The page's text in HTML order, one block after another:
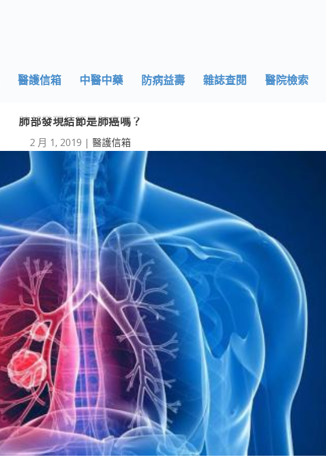
醫護信箱 中醫中藥 防病益壽 雜誌查閱 醫院檢索
肺部發現結節是肺癌嗎？
2 月 1, 2019 |醫護信箱